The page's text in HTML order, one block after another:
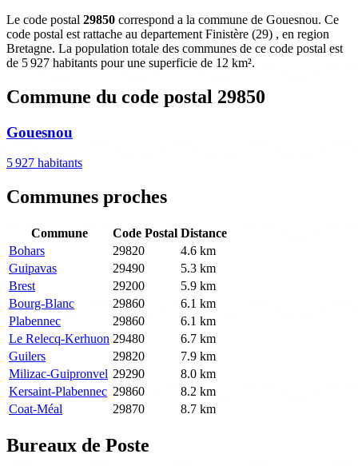
Le code postal 29850 correspond a la commune de Gouesnou. Ce
code postal est rattache au departement Finistère (29) , en region
Bretagne. La population totale des communes de ce code postal est
de 5 927 habitants pour une superficie de 12 km².
Commune du code postal 29850
Gouesnou
5 927 habitants
Communes proches
Commune Code Postal Distance
Bohars
29820
4.6 km
Guipavas
29490
5.3 km
Brest
29200
5.9 km
Bourg-Blanc
29860
6.1 km
Plabennec
29860
6.1 km
Le Relecq-Kerhuon 29480
6.7 km
Guilers
29820
7.9 km
Milizac-Guipronvel 29290
8.0 km
Kersaint-Plabennec 29860
8.2 km
Coat-Méal
29870 8.7 km
Bureaux de Poste